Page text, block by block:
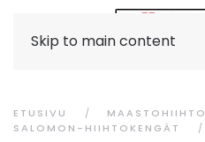
Skip to main content
ETUSIVU MAASTOHIIHTO
SALOMON-HIIHTOKENGÄT